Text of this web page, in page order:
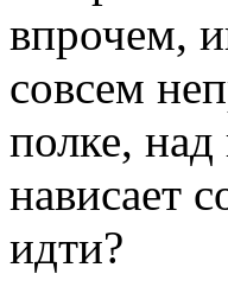
впрочем,
совсем
полке,
нависает
идти?